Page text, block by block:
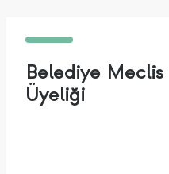
Belediye Meclis
Üyeliği